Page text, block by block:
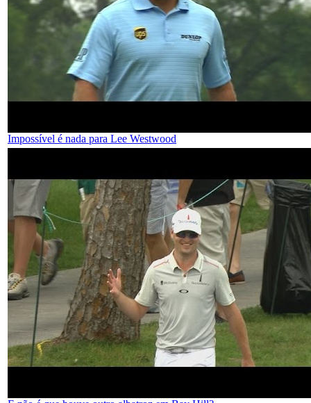
Impossível é nada para Lee Westwood